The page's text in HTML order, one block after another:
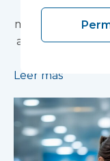
La
marcha de un
apoyará el
Leer más